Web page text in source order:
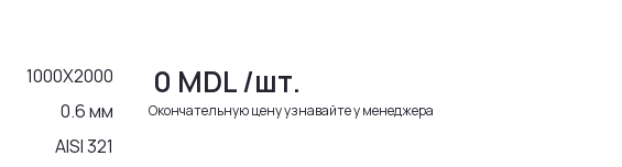
1000Х2000
0.6 мм
AISI 321
0 MDL/шт.
Окончательную цену узнавайте у менеджера